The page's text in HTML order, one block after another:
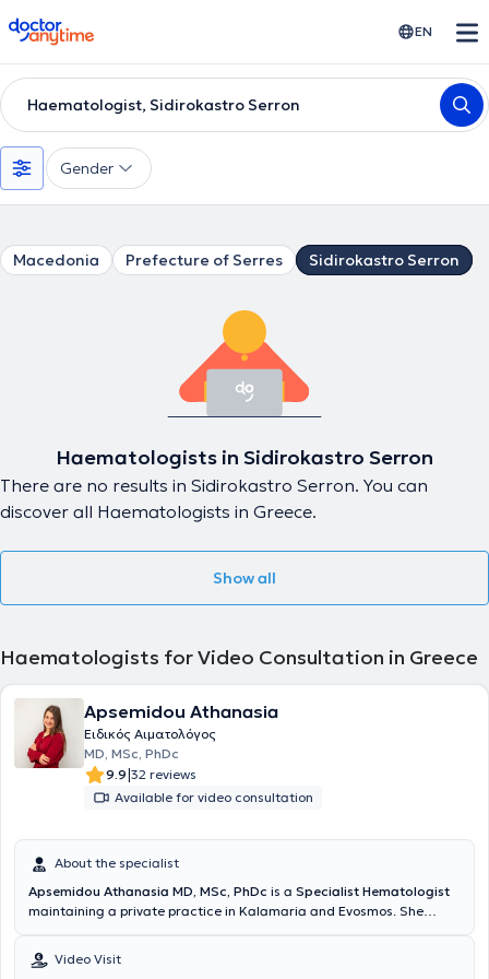
doctoranytime EN
Haematologist, Sidirokastro Serron
Gender
Macedonia Prefecture of Serres Sidirokastro Serron
Haematologists in Sidirokastro Serron
There are no results in Sidirokastro Serron. You can
discover all Haematologists in Greece.
Show all
Haematologists for Video Consultation in Greece
Apsemidou Athanasia
Ειδικός Αιματολόγος
MD, MSc, PhDc
9.9|32 reviews
Available for video consultation
About the specialist
Apsemidou Athanasia MD, MSc, PhDc is a Specialist Hematologist
maintaining a private practice in Kalamaria and Evosmos. She
Thessaloniki (AUTH), followed by postgraduate studies titled
"Nanosciences and Nanotechnologies" at the same university's
Video Visit